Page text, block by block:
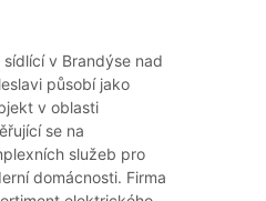
sídlící v Brandýse nad
působí jako
v oblasti
se na
služeb pro
domácnosti. Firma